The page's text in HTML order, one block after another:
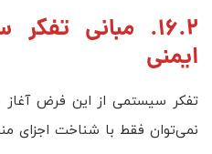
16.2. مبانی
ایمنی
تفکر سیستمی از این فرض
نمی‌توان فقط با شناخت اجزای